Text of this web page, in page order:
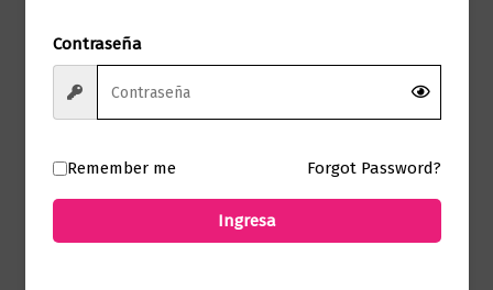
Contraseña
Remember me Forgot Password?
Ingresa